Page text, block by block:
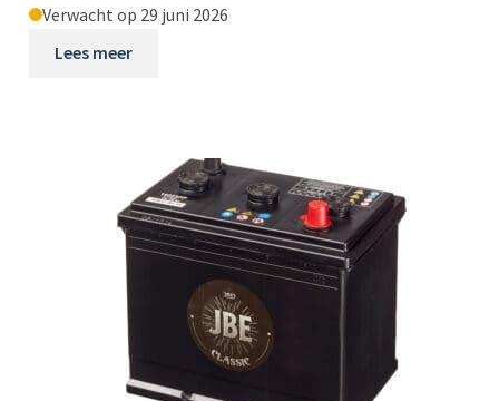
Verwacht op 29 juni 2026
Lees meer